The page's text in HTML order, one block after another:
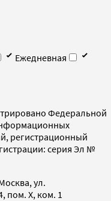
Ежедневная
Федеральной
регистрационный
серия Эл №
ул.
пом. X, ком. 1